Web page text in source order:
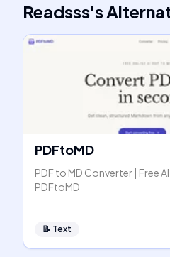
Readsss's
PDFtoMD
PDF to MD Converter | Free
PDFtoMD
📝 Text